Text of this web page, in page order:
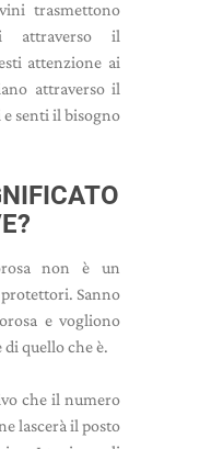
trasmettono
attraverso il
attenzione ai
attraverso il
senti il ​​bisogno
non è un
Sanno
e vogliono
quello che è.
che il numero
lascerà il posto